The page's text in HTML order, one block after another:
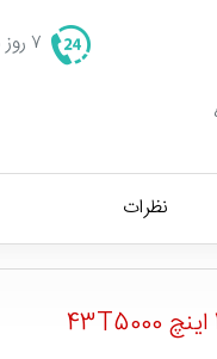
۷ روز هفته، 24 ساعته
نظرات